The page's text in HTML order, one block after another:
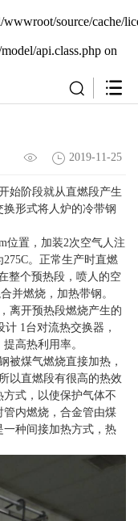
source/cache/
api.class.php on
2019-11-25
始阶段就从直燃段产生
形式将人炉的冷带钢
位置，加装2次空气人注
。正常生产时直燃
整个预热段，喷人的空
并燃烧，加热带钢。
离开预热段燃烧产生的
1台对流热交换器，
高热利用率。
被煤气燃烧直接加热，
以直燃段有很高的热效
式，以使保护气体不
内燃烧，合金管由煤
种间接加热方式，热